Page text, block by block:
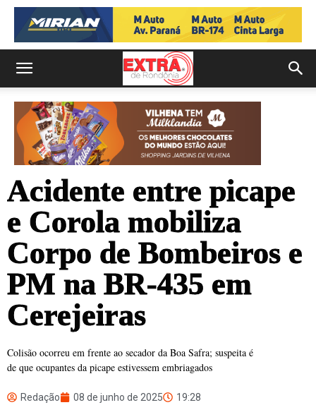
Acidente entre picape
e Corola mobiliza
Corpo de Bombeiros e
PM na BR-435 em
Cerejeiras
Colisão ocorreu em frente ao secador da Boa Safra; suspeita é
de que ocupantes da picape estivessem embriagados
Redação 08 de junho de 2025 19:28